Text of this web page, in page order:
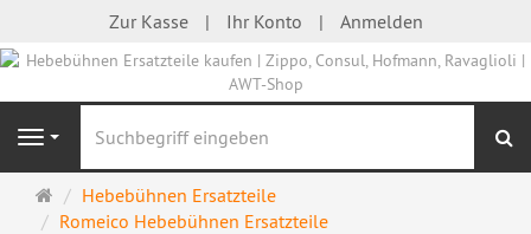
Zur Kasse Ihr Konto Anmelden
Navigation
Startseite
Hebebühnen Ersatzteile
Romeico Hebebühnen Ersatzteile